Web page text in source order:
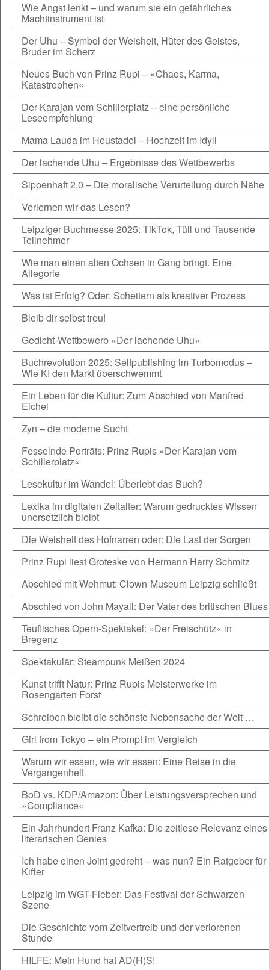
Wie Angst lenkt – und warum sie ein gefährliches
Machtinstrument ist
Der Uhu – Symbol der Weisheit, Hüter des Geistes,
Bruder im Scherz
Neues Buch von Prinz Rupi – »Chaos, Karma,
Katastrophen«
Der Karajan vom Schillerplatz – eine persönliche
Leseempfehlung
Mama Lauda im Heustadel – Hochzeit im Idyll
Der lachende Uhu – Ergebnisse des Wettbewerbs
Sippenhaft 2.0 – Die moralische Verurteilung durch Nähe
Verlernen wir das Lesen?
Leipziger Buchmesse 2025: TikTok, Tüll und Tausende
Teilnehmer
Wie man einen alten Ochsen in Gang bringt. Eine
Allegorie
Was ist Erfolg? Oder: Scheitern als kreativer Prozess
Bleib dir selbst treu!
Gedicht-Wettbewerb »Der lachende Uhu«
Buchrevolution 2025: Selfpublishing im Turbomodus –
Wie KI den Markt überschwemmt
Ein Leben für die Kultur: Zum Abschied von Manfred
Eichel
Zyn – die moderne Sucht
Fesselnde Porträts: Prinz Rupis »Der Karajan vom
Schillerplatz«
Lesekultur im Wandel: Überlebt das Buch?
Lexika im digitalen Zeitalter: Warum gedrucktes Wissen
unersetzlich bleibt
Die Weisheit des Hofnarren oder: Die Last der Sorgen
Prinz Rupi liest Groteske von Hermann Harry Schmitz
Abschied mit Wehmut: Clown-Museum Leipzig schließt
Abschied von John Mayall: Der Vater des britischen Blues
Teuflisches Opern-Spektakel: »Der Freischütz« in
Bregenz
Spektakulär: Steampunk Meißen 2024
Kunst trifft Natur: Prinz Rupis Meisterwerke im
Rosengarten Forst
Schreiben bleibt die schönste Nebensache der Welt …
Girl from Tokyo – ein Prompt im Vergleich
Warum wir essen, wie wir essen: Eine Reise in die
Vergangenheit
BoD vs. KDP/Amazon: Über Leistungsversprechen und
»Compliance«
Ein Jahrhundert Franz Kafka: Die zeitlose Relevanz eines
literarischen Genies
Ich habe einen Joint gedreht – was nun? Ein Ratgeber für
Kiffer
Leipzig im WGT-Fieber: Das Festival der Schwarzen
Szene
Die Geschichte vom Zeitvertreib und der verlorenen
Stunde
HILFE: Mein Hund hat AD(H)S!